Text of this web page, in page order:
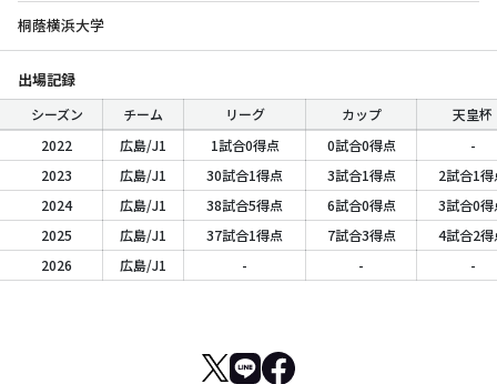
桐蔭横浜大学
出場記録
シーズン チーム リーグ カップ
天皇杯
2022
広島/J1 1試合0得点 0試合0得点
-
2023
広島/J1 30試合1得点 3試合1得点
2試合1得
2024
広島/J1 38試合5得点 6試合0得点
3試合0得
2025
広島/J1 37試合1得点 7試合3得点
4試合2得
2026
広島/J1 - - -